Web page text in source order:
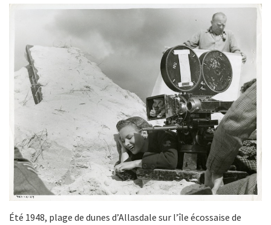
Été 1948, plage de dunes d’Allasdale sur l’île écossaise de